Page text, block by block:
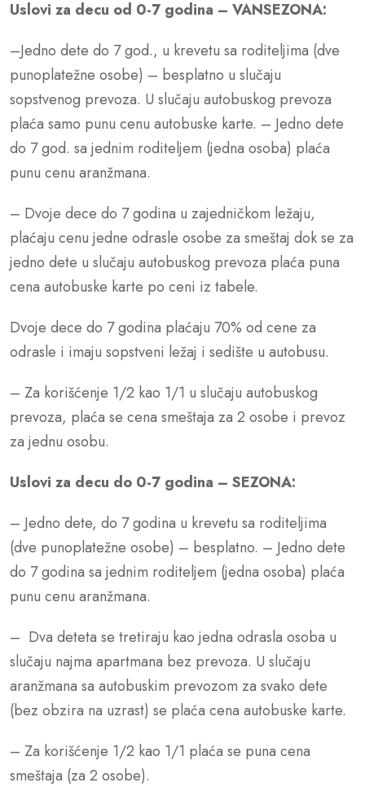
Uslovi za decu od 0-7 godina – VANSEZONA:
–Jedno dete do 7 god., u krevetu sa roditeljima (dve
punoplatežne osobe) – besplatno u slučaju
sopstvenog prevoza. U slučaju autobuskog prevoza
plaća samo punu cenu autobuske karte. – Jedno dete
do 7 god. sa jednim roditeljem (jedna osoba) plaća
punu cenu aranžmana.
– Dvoje dece do 7 godina u zajedničkom ležaju,
plaćaju cenu jedne odrasle osobe za smeštaj dok se za
jedno dete u slučaju autobuskog prevoza plaća puna
cena autobuske karte po ceni iz tabele.
Dvoje dece do 7 godina plaćaju 70% od cene za
odrasle i imaju sopstveni ležaj i sedište u autobusu.
– Za korišćenje 1/2 kao 1/1 u slučaju autobuskog
prevoza, plaća se cena smeštaja za 2 osobe i prevoz
za jednu osobu.
Uslovi za decu do 0-7 godina – SEZONA:
– Jedno dete, do 7 godina u krevetu sa roditeljima
(dve punoplatežne osobe) – besplatno. – Jedno dete
do 7 godina sa jednim roditeljem (jedna osoba) plaća
punu cenu aranžmana.
– Dva deteta se tretiraju kao jedna odrasla osoba u
slučaju najma apartmana bez prevoza. U slučaju
aranžmana sa autobuskim prevozom za svako dete
(bez obzira na uzrast) se plaća cena autobuske karte.
– Za korišćenje 1/2 kao 1/1 plaća se puna cena
smeštaja (za 2 osobe).